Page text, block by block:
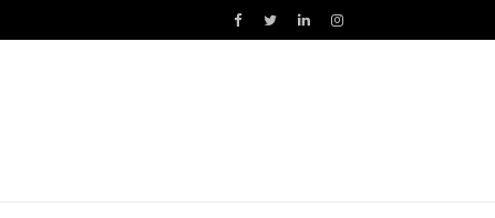
Facebook
TwitterLinkedInInstagram